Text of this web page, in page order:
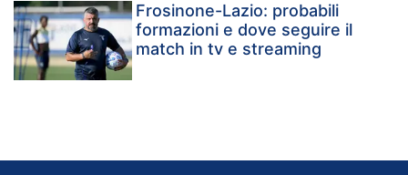
Frosinone-Lazio: probabili
formazioni e dove seguire il
match in tv e streaming